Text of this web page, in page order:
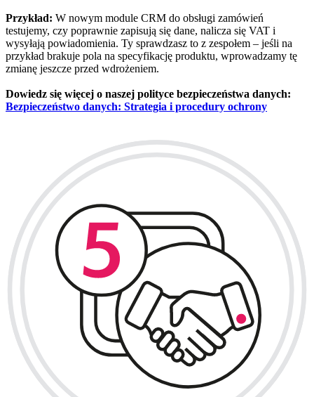
Przykład: W nowym module CRM do obsługi zamówień
testujemy, czy poprawnie zapisują się dane, nalicza się VAT i
wysyłają powiadomienia. Ty sprawdzasz to z zespołem – jeśli na
przykład brakuje pola na specyfikację produktu, wprowadzamy tę
zmianę jeszcze przed wdrożeniem.
Dowiedz się więcej o naszej polityce bezpieczeństwa danych:
Bezpieczeństwo danych: Strategia i procedury ochrony